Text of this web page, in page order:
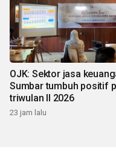
OJK: Sektor jasa
Sumbar tumbuh positif
triwulan II 2026
23 jam lalu